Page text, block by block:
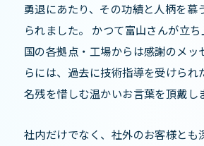
勇退にあたり、その功績と人柄を慕
られました。 かつて富山さんが立
国の各拠点・工場からは感謝のメッ
らには、過去に技術指導を受けられ
名残を惜しむ温かいお言葉を頂戴し
社内だけでなく、社外のお客様とも